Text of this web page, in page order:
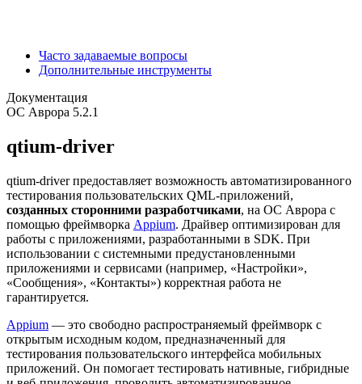
Часто задаваемые вопросы
Дополнительные инструменты
Документация
ОС Аврора 5.2.1
qtium-driver
qtium-driver предоставляет возможность автоматизированного
тестирования пользовательских QML-приложений,
созданных сторонними разработчиками, на ОС Аврора с
помощью фреймворка Appium. Драйвер оптимизирован для
работы с приложениями, разработанными в SDK. При
использовании с системными предустановленными
приложениями и сервисами (например, «Настройки»,
«Сообщения», «Контакты») корректная работа не
гарантируется.
Appium — это свободно распространяемый фреймворк с
открытым исходным кодом, предназначенный для
тестирования пользовательского интерфейса мобильных
приложений. Он помогает тестировать нативные, гибридные